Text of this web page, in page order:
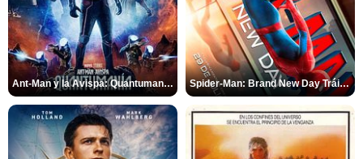
Ant-Man y la Avispa: Quantumanía Tráiler (2) Spider-Man: Brand New Day Tráiler (3)